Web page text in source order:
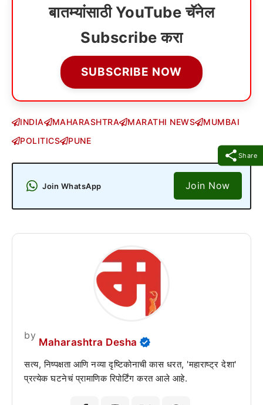
Share
बातम्यांसाठी YouTube चॅनेल
Subscribe करा
SUBSCRIBE NOW
INDIA MAHARASHTRA MARATHI NEWS
MUMBAI
POLITICS
PUNE
Join WhatsApp Join Now
by
Maharashtra Desha
सत्य, निष्पक्षता आणि नव्या दृष्टिकोनाची कास धरत, 'महाराष्ट्र देशा'
प्रत्येक घटनेचं प्रामाणिक रिपोर्टिंग करत आले आहे.